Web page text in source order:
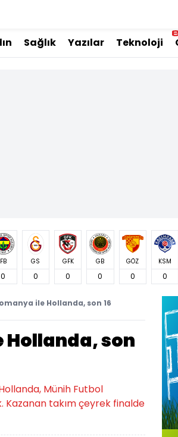
Sağlık Yazılar Teknoloji
FB
0
GS
0
GFK
0
GB
0
GÖZ
0
KSM
0
ile Hollanda, son 16
Hollanda, son
Münih Futbol
Kazanan takım çeyrek finalde